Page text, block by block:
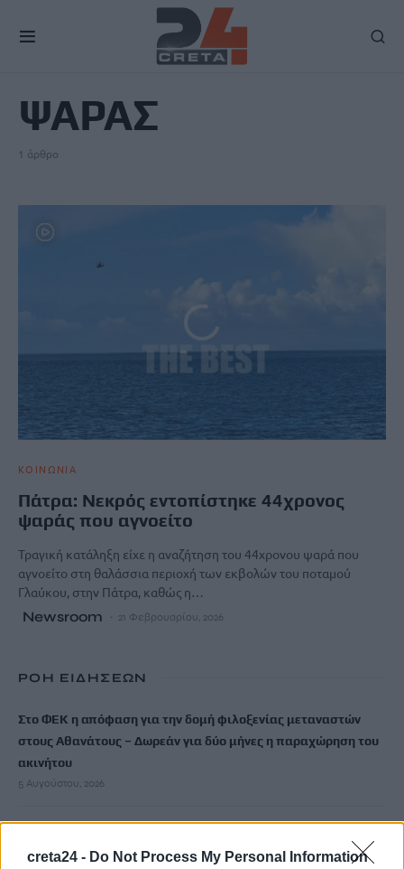
creta24 - Do Not Process My Personal Information
ΨΑΡΑΣ
1 άρθρο
ΚΟΙΝΩΝΙΑ
Πάτρα: Νεκρός εντοπίστηκε 44χρονος
ψαράς που αγνοείτο
Τραγική κατάληξη είχε η αναζήτηση του 44χρονου ψαρά που
αγνοείτο στη θαλάσσια περιοχή των εκβολών του ποταμού
Γλαύκου, στην Πάτρα, καθώς η…
Newsroom 21 Φεβρουαρίου, 2026
ΡΟΗ ΕΙΔΗΣΕΩΝ
Στο ΦΕΚ η απόφαση για την δομή φιλοξενίας μεταναστών
στους Αθανάτους – Δωρεάν για δύο μήνες η παραχώρηση του
ακινήτου
5 Αυγούστου, 2026
γνωστές παραλίες της Ελλάδας